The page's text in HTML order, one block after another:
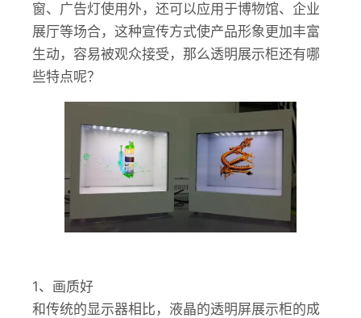
窗、广告灯使用外，还可以应用于博物馆、企业
展厅等场合，这种宣传方式使产品形象更加丰富
生动，容易被观众接受，那么透明展示柜还有哪
些特点呢？
1、画质好
和传统的显示器相比，液晶的透明屏展示柜的成